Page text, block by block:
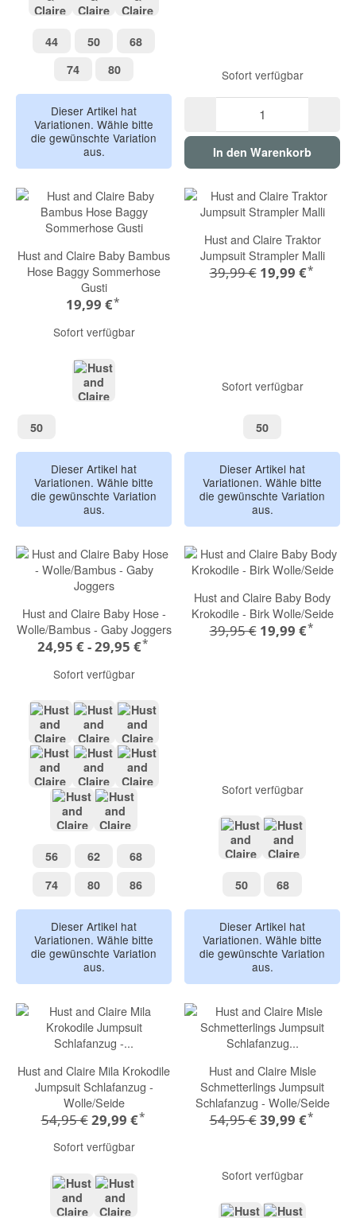
4444 5050 6868
7474 8080
Dieser Artikel hat
Variationen. Wähle bitte
die gewünschte Variation
aus.
Sofort verfügbar
In den Warenkorb
Hust and Claire Baby Bambus
Hose Baggy Sommerhose
Gusti
19,99 €*
Sofort verfügbar
5050
Dieser Artikel hat
Variationen. Wähle bitte
die gewünschte Variation
aus.
Hust and Claire Traktor
Jumpsuit Strampler Malli
39,99 € 19,99 €*
Sofort verfügbar
5050
Dieser Artikel hat
Variationen. Wähle bitte
die gewünschte Variation
aus.
Hust and Claire Baby Hose -
Wolle/Bambus - Gaby Joggers
24,95 € -29,95 €*
Sofort verfügbar
Grey BlendMidnightPurple fig
Biscuit melange
Turtle
5656 6262 6868
7474 8080 8686
Dieser Artikel hat
Variationen. Wähle bitte
die gewünschte Variation
aus.
Hust and Claire Baby Body
Krokodile - Birk Wolle/Seide
39,95 € 19,99 €*
Sofort verfügbar
5050 6868
Dieser Artikel hat
Variationen. Wähle bitte
die gewünschte Variation
aus.
Hust and Claire Mila Krokodile
Jumpsuit Schlafanzug -
Wolle/Seide
54,95 €29,99 €*
Sofort verfügbar
Hust and Claire Misle
Schmetterlings Jumpsuit
Schlafanzug - Wolle/Seide
54,95 €39,99 €*
Sofort verfügbar